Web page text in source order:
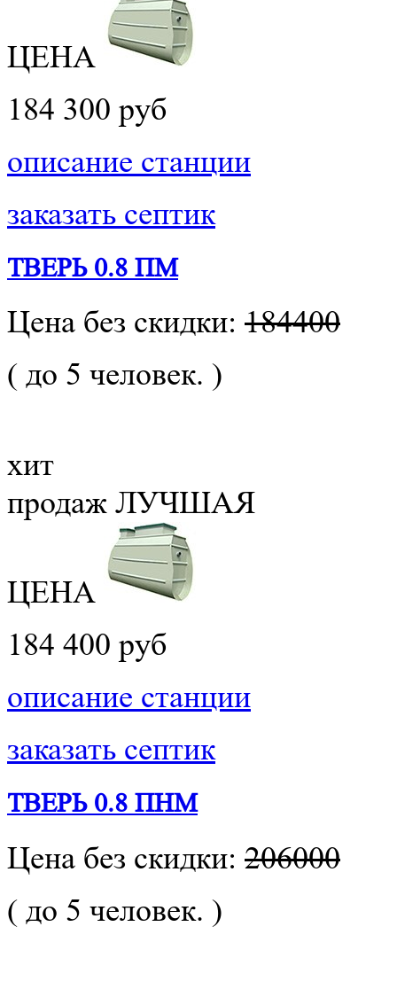
ЦЕНА
184 300 руб
описание станции
заказать септик
ТВЕРЬ 0.8 ПМ
Цена без скидки: 184400
( до 5 человек. )
хит
продаж ЛУЧШАЯ
ЦЕНА
184 400 руб
описание станции
заказать септик
ТВЕРЬ 0.8 ПНМ
Цена без скидки: 206000
( до 5 человек. )